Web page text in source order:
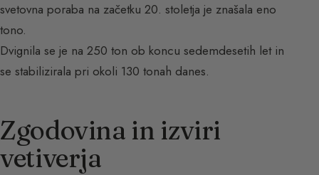
svetovna poraba na začetku 20. stoletja je znašala eno
tono.
Dvignila se je na 250 ton ob koncu sedemdesetih let in
se stabilizirala pri okoli 130 tonah danes.
Zgodovina in izviri
vetiverja